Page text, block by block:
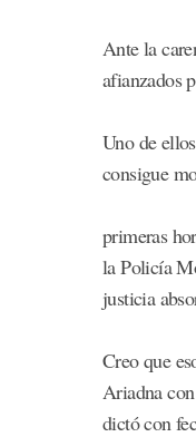
Ante la
afianzados
Uno de
consigue
primeras
la Policía
justicia
Creo que
Ariadna
dictó con